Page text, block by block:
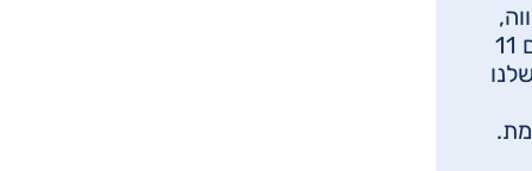
מקרקרים, וביחד גם הקמנו משפחה עם 11